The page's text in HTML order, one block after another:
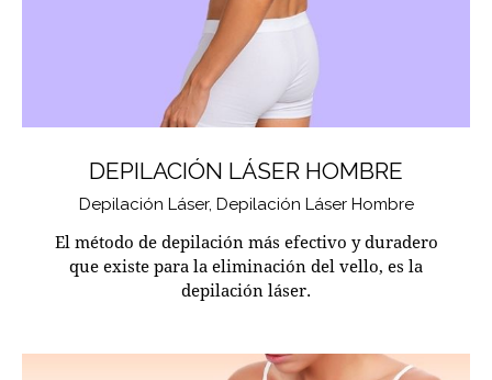
DEPILACIÓN LÁSER HOMBRE
Depilación Láser, Depilación Láser Hombre
El método de depilación más efectivo y duradero
que existe para la eliminación del vello, es la
depilación láser.